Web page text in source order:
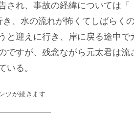
され、事故の経緯については
、水の流れが怖くてしばらく
と迎えに行き、岸に戻る途中で
ですが、残念ながら元太君は
いる。
ツが続きます